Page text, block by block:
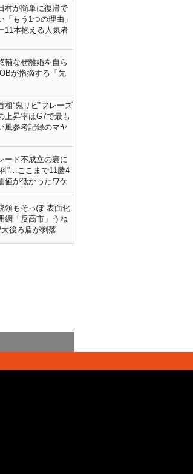
村が簡単に復帰で
「もう1つの理由」
11本抱える人気者
輔なぜ離婚を自ら
が指摘する「先
相“鬼リピ”フレーズ
上昇率はG7で最も
風参考記録のマヤ
ード不成立の裏に
”…ここまで11勝4
値が低かったワケ
領もそっぽ 表面化
網「反高市」うね
後ろ盾が剥落